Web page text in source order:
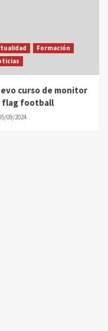
Formación
curso de monitor
flag football
09/2024